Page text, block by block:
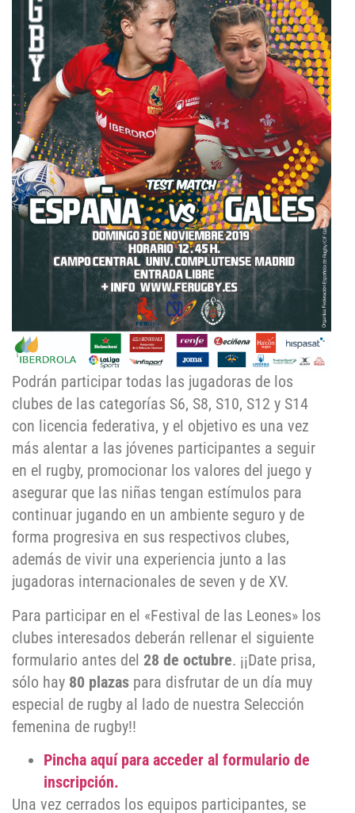
Podrán participar todas las jugadoras de los
clubes de las categorías S6, S8, S10, S12 y S14
con licencia federativa, y el objetivo es una vez
más alentar a las jóvenes participantes a seguir
en el rugby, promocionar los valores del juego y
asegurar que las niñas tengan estímulos para
continuar jugando en un ambiente seguro y de
forma progresiva en sus respectivos clubes,
además de vivir una experiencia junto a las
jugadoras internacionales de seven y de XV.
Para participar en el «Festival de las Leones» los
clubes interesados deberán rellenar el siguiente
formulario antes del 28 de octubre. ¡¡Date prisa,
sólo hay 80 plazas para disfrutar de un día muy
especial de rugby al lado de nuestra Selección
femenina de rugby!!
Pincha aquí para acceder al formulario de
inscripción.
Una vez cerrados los equipos participantes, se